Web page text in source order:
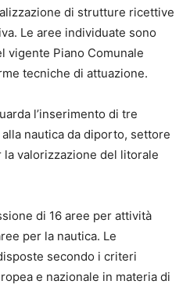
di strutture ricettive
Le aree individuate sono
vigente Piano Comunale
tecniche di attuazione.
l’inserimento di tre
nautica da diporto, settore
valorizzazione del litorale
di 16 aree per attività
per la nautica. Le
secondo i criteri
e nazionale in materia di